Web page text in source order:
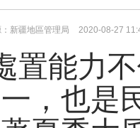
：新疆地區管理局 2020-08-27
置能力
，也是